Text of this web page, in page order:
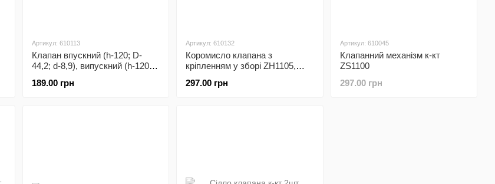
Артикул: 610113
Клапан впускний (h-120; D-
44,2; d-8,9), випускний (h-120;
189.00 грн
Артикул: 610132
Коромисло клапана з
кріпленням у зборі ZH1105,
297.00 грн
Артикул: 610045
Клапанний механізм к-кт
ZS1100
297.00 грн